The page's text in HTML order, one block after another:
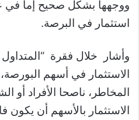
ووجهها بشكل صحيح إما في
استثمار في البرصة.
وأشار خلال فقرة
الاستثمار في أسهم
المخاطر، ناصحا الأفراد أو
الاستثمار بالأسهم أن